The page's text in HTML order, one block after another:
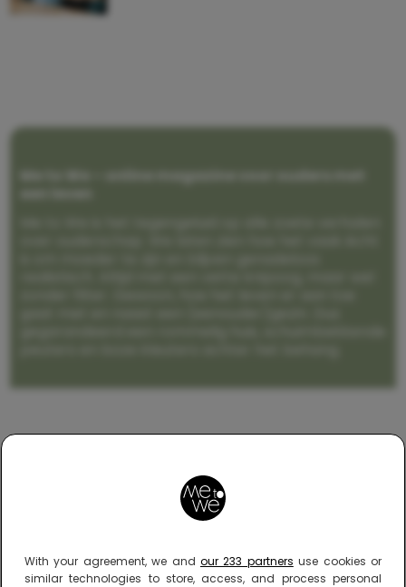
With your agreement, we and our 233 partners use cookies or
similar technologies to store, access, and process personal
Me to We – online magazine voor ouders met